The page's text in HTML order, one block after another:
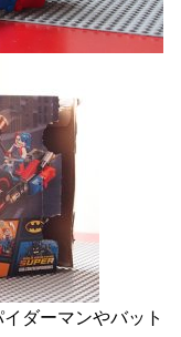
ダーマンやバット